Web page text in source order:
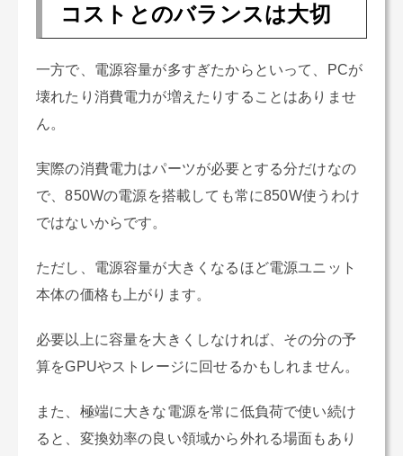
コストとのバランスは大切
一方で、電源容量が多すぎたからといって、PCが
壊れたり消費電力が増えたりすることはありませ
ん。
実際の消費電力はパーツが必要とする分だけなの
で、850Wの電源を搭載しても常に850W使うわけ
ではないからです。
ただし、電源容量が大きくなるほど電源ユニット
本体の価格も上がります。
必要以上に容量を大きくしなければ、その分の予
算をGPUやストレージに回せるかもしれません。
また、極端に大きな電源を常に低負荷で使い続け
ると、変換効率の良い領域から外れる場面もあり